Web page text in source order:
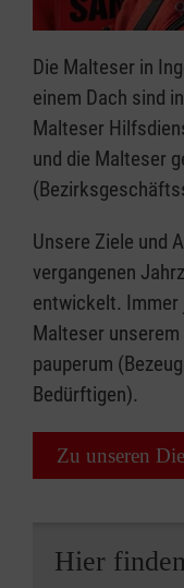
Die Malteser in
einem Dach sind
Malteser
und die Malteser
Unsere Ziele und
vergangenen
entwickelt.
Malteser
pauperum
Bedürftigen).
Zu unseren
Hier